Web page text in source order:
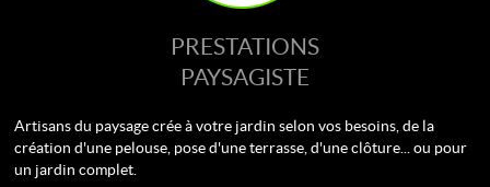
PRESTATIONS
PAYSAGISTE
Artisans du paysage crée à votre jardin selon vos besoins, de la
création d'une pelouse, pose d'une terrasse, d'une clôture... ou pour
un jardin complet.